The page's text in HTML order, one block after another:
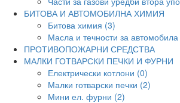
БИТОВА И АВТОМОБИЛНА ХИМИЯ
Битова химия (3)
Масла и течности за
ПРОТИВОПОЖАРНИ СРЕДСТВА
МАЛКИ ГОТВАРСКИ ПЕЧКИ И ФУРНИ
Електрически котлони (0)
Малки готварски печки (2)
Мини ел. фурни (2)